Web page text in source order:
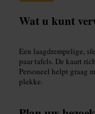
Wat u kunt
Een laagdrempelige,
paar tafels. De kaart
Personeel helpt graag
plekke.